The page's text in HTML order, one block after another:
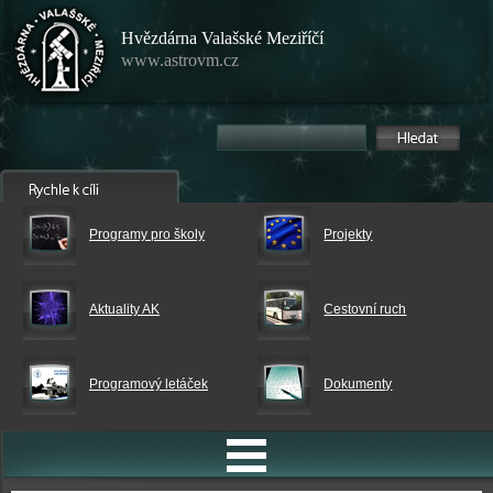
Hvězdárna Valašské Meziříčí
www.astrovm.cz
Programy pro školy Projekty
Aktuality AK Cestovní ruch
Programový letáček Dokumenty